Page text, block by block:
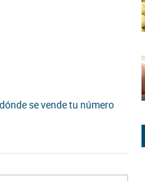
se vende tu número